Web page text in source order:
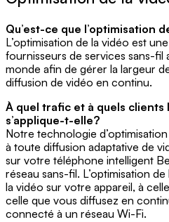
Qu’est-ce que l’optimisation
L’optimisation de la vidéo est
fournisseurs de services sans-fil
monde afin de gérer la largeur
diffusion de vidéo en continu.
À quel trafic et à quels clients
s’applique-t-elle?
Notre technologie
à toute diffusion adaptative de
sur votre téléphone intelligent
réseau sans-fil. L’optimisation de
la vidéo sur votre appareil, à
celle que vous diffusez en
connecté à un réseau Wi-Fi.